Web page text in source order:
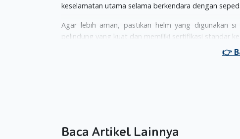
keselamatan utama selama berkendara dengan
Agar lebih aman, pastikan helm yang digunakan
pelindung yang kuat dan memiliki sertifikasi standar
digunakan si kecil memiliki bahan yang kuat dan tidak
Baca Artikel Lainnya